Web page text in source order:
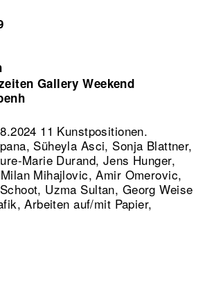
Gallery Weekend
11 Kunstpositionen.
Süheyla Asci, Sonja Blattner,
Marie Durand, Jens Hunger,
Mihajlovic, Amir Omerovic,
Uzma Sultan, Georg Weise
Arbeiten auf/mit Papier,